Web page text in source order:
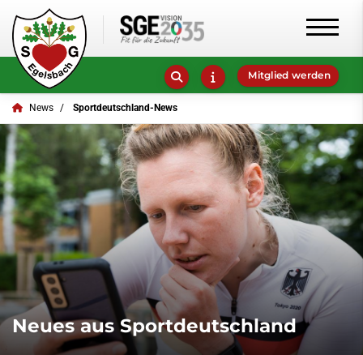
Mitglied werden
News Sportdeutschland-News
Neues aus Sportdeutschland